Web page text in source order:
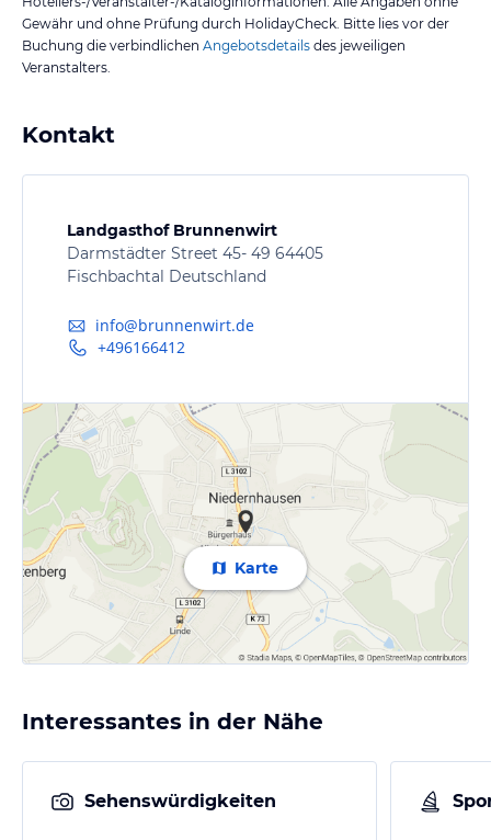
Gewähr und ohne Prüfung durch HolidayCheck. Bitte lies vor der
Buchung die verbindlichen Angebotsdetails des jeweiligen
Veranstalters.
Kontakt
Landgasthof Brunnenwirt
Darmstädter Street 45- 49 64405
Fischbachtal Deutschland
info@brunnenwirt.de
+496166412
Karte
Interessantes in der Nähe
Sehenswürdigkeiten